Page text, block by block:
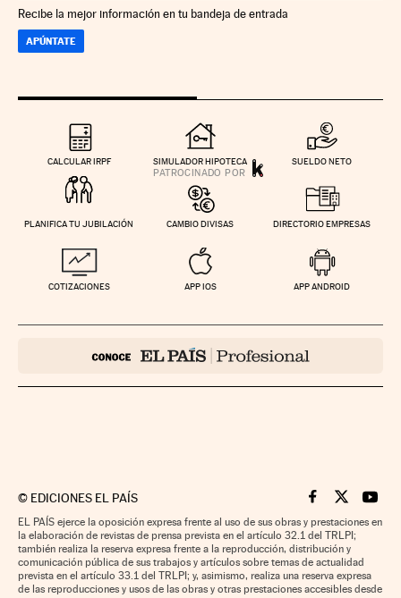
Recibe la mejor información en tu bandeja de entrada
APÚNTATE
CALCULAR IRPF SIMULADOR HIPOTECA SUELDO NETO
PLANIFICA TU JUBILACIÓN CAMBIO DIVISAS DIRECTORIO EMPRESAS
COTIZACIONES APP IOS APP ANDROID
© EDICIONES EL PAÍS Cinco Días en
Cinco Días
Cinco
EL PAÍS ejerce la oposición expresa frente al uso de sus obras y prestaciones en
la elaboración de revistas de prensa prevista en el artículo 32.1 del TRLPI;
también realiza la reserva expresa frente a la reproducción, distribución y
comunicación pública de sus trabajos y artículos sobre temas de actualidad
prevista en el artículo 33.1 del TRLPI; y, asimismo, realiza una reserva expresa
de las reproducciones y usos de las obras y otras prestaciones accesibles desde